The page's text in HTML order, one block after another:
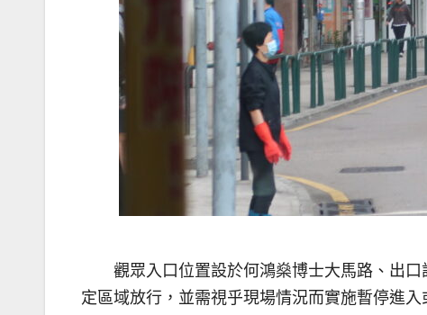
觀眾入口位置設於何鴻燊博士大馬路、出
定區域放行，並需視乎現場情況而實施暫停進入